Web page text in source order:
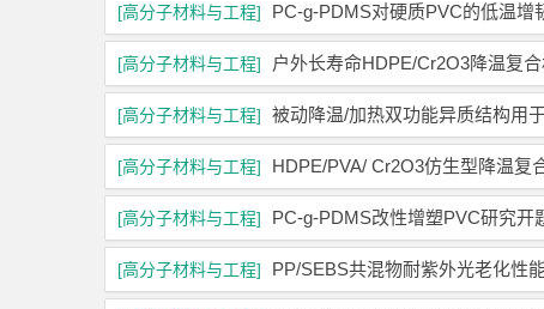
[高分子材料与工程] PC-g-PDMS对硬质PVC的低温增
[高分子材料与工程] 户外长寿命HDPE/Cr2O3降温复
[高分子材料与工程] 被动降温/加热双功能异质结构用
[高分子材料与工程] HDPE/PVA/ Cr2O3仿生型降温复
[高分子材料与工程] PC-g-PDMS改性增塑PVC研究开
[高分子材料与工程] PP/SEBS共混物耐紫外光老化性